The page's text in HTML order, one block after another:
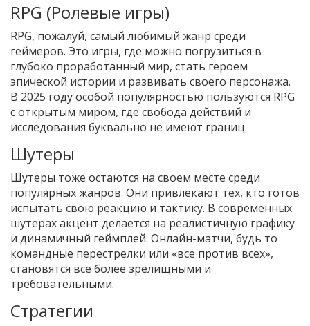
RPG (Ролевые игры)
RPG, пожалуй, самый любимый жанр среди
геймеров. Это игры, где можно погрузиться в
глубоко проработанный мир, стать героем
эпической истории и развивать своего персонажа.
В 2025 году особой популярностью пользуются RPG
с открытым миром, где свобода действий и
исследования буквально не имеют границ.
Шутеры
Шутеры тоже остаются на своем месте среди
популярных жанров. Они привлекают тех, кто готов
испытать свою реакцию и тактику. В современных
шутерах акцент делается на реалистичную графику
и динамичный геймплей. Онлайн-матчи, будь то
командные перестрелки или «все против всех»,
становятся все более зрелищными и
требовательными.
Стратегии